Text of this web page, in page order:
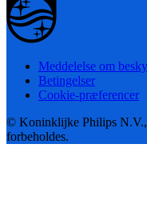
Meddelelse om
Betingelser
Cookie-præferencer
© Koninklijke Philips N.V.,
forbeholdes.